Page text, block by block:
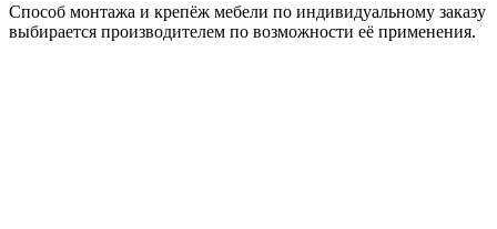
Способ монтажа и крепёж мебели по индивидуальному заказу
выбирается производителем по возможности её применения.